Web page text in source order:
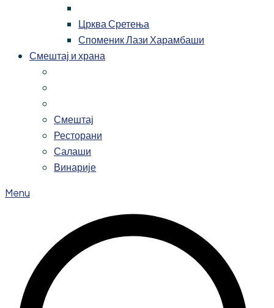
Црква Сретења
Споменик Лази Харамбаши
Смештај и храна
Смештај
Ресторани
Салаши
Винарије
Menu